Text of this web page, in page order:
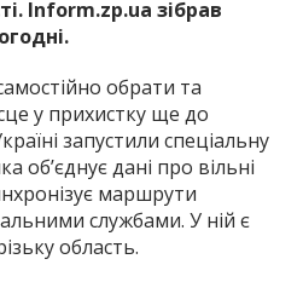
Inform.zp.ua зібрав
обрати та
у прихистку ще до
запустили спеціальну
об’єднує дані про вільні
маршрути
службами. У ній є
область.